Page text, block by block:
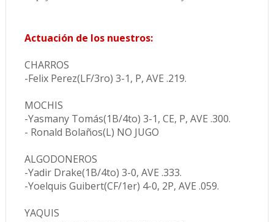
Actuación de los nuestros:
CHARROS
-Felix Perez(LF/3ro) 3-1, P, AVE .219.
MOCHIS
-Yasmany Tomás(1B/4to) 3-1, CE, P, AVE .300.
- Ronald Bolaños(L) NO JUGO
ALGODONEROS
-Yadir Drake(1B/4to) 3-0, AVE .333.
-Yoelquis Guibert(CF/1er) 4-0, 2P, AVE .059.
YAQUIS